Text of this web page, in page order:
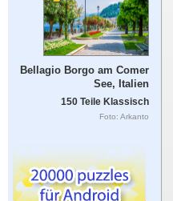
Bellagio Borgo am Comer
See, Italien
150 Teile Klassisch
Foto: Arkanto